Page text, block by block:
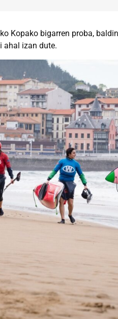
Kopako bigarren proba,
ahal izan dute.